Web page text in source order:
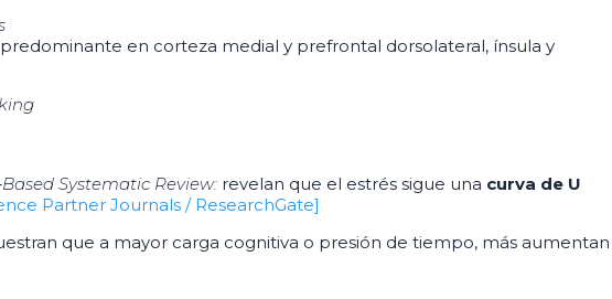
en corteza medial y prefrontal dorsolateral, ínsula y
Systematic Review: revelan que el estrés sigue una curva de U
Partner Journals / ResearchGate]
que a mayor carga cognitiva o presión de tiempo, más aumentan